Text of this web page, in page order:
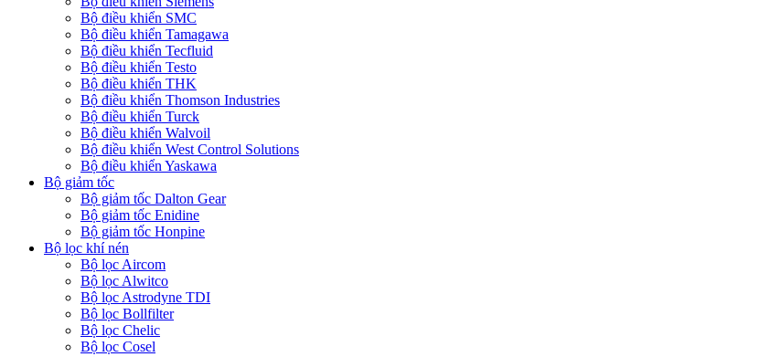
Bộ điều khiển SMC
Bộ điều khiển Tamagawa
Bộ điều khiển Tecfluid
Bộ điều khiển Testo
Bộ điều khiển THK
Bộ điều khiển Thomson Industries
Bộ điều khiển Turck
Bộ điều khiển Walvoil
Bộ điều khiển West Control Solutions
Bộ điều khiển Yaskawa
Bộ giảm tốc
Bộ giảm tốc Dalton Gear
Bộ giảm tốc Enidine
Bộ giảm tốc Honpine
Bộ lọc khí nén
Bộ lọc Aircom
Bộ lọc Alwitco
Bộ lọc Astrodyne TDI
Bộ lọc Bollfilter
Bộ lọc Chelic
Bộ lọc Cosel